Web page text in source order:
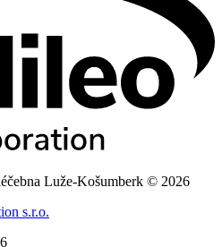
Luže-Košumberk © 2026
s.r.o.